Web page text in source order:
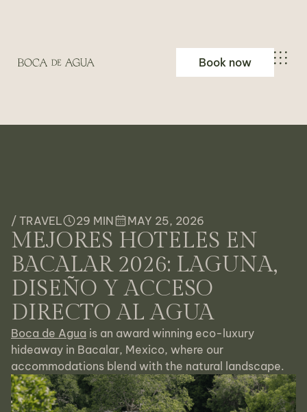
Book now
/ TRAVEL 29 MIN MAY 25, 2026
MEJORES HOTELES EN
BACALAR 2026: LAGUNA,
DISEÑO Y ACCESO
DIRECTO AL AGUA
Boca de Agua is an award winning eco-luxury
hideaway in Bacalar, Mexico, where our
accommodations blend with the natural landscape.